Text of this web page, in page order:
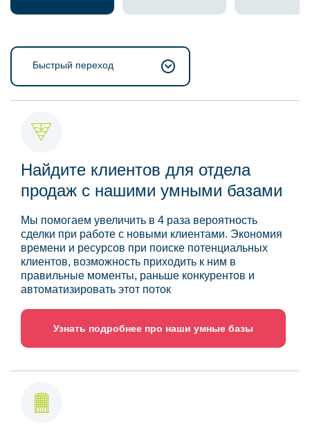
Быстрый переход
Найдите клиентов для отдела
продаж с нашими умными базами
Мы помогаем увеличить в 4 раза вероятность
сделки при работе с новыми клиентами. Экономия
времени и ресурсов при поиске потенциальных
клиентов, возможность приходить к ним в
правильные моменты, раньше конкурентов и
автоматизировать этот поток
Узнать подробнее про наши умные базы